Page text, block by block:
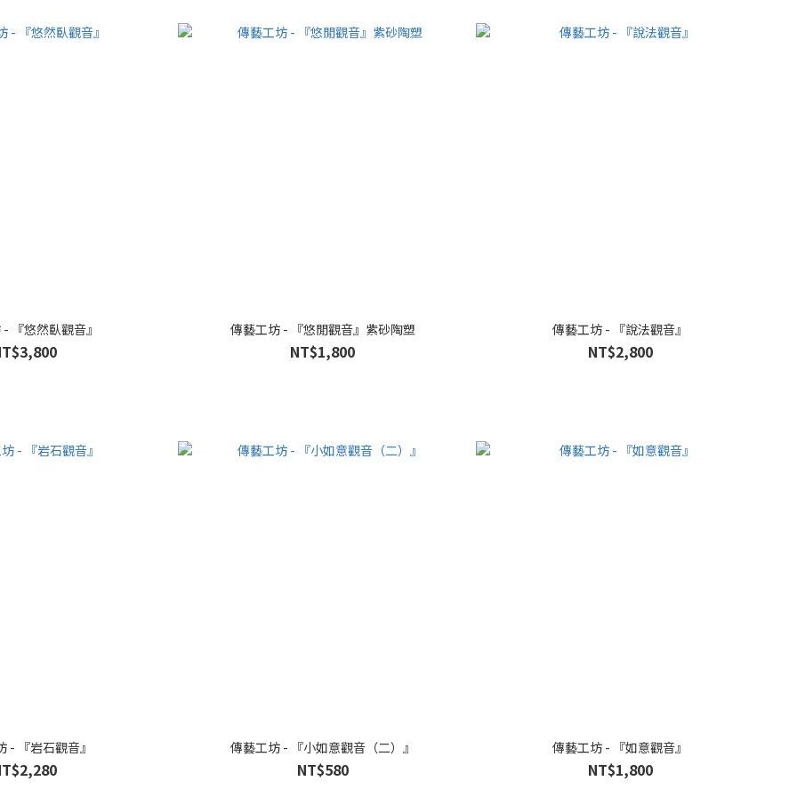
『悠然臥觀音』 傳藝工坊 - 『悠閒觀音』紫砂陶塑
NT$1,800
傳藝工坊 - 『說法觀音』
NT$2,800
- 『岩石觀音』 傳藝工坊 - 『小如意觀音（二）』
NT$580
傳藝工坊 - 『如意觀音』
NT$1,800